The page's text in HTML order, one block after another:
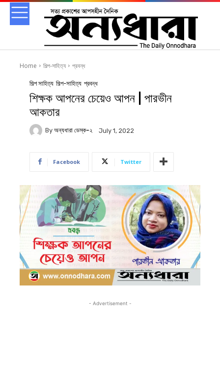
Home শিল্প-সাহিত্য প্রবন্ধ
শিল্প সাহিত্য শিল্প-সাহিত্য প্রবন্ধ
শিক্ষক আপনের চেয়েও আপন | পারভীন
আকতার
By অন্যধারা ডেস্ক-২ July 1, 2022
Facebook Twitter
- Advertisement -